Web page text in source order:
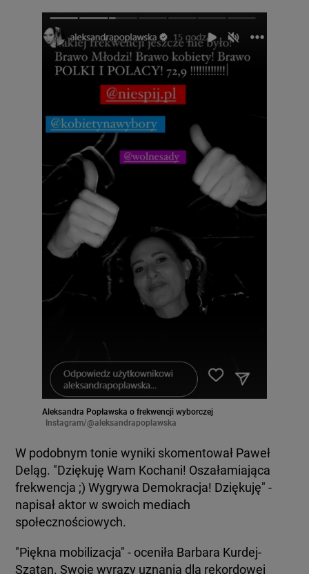
Aleksandra Popławska o frekwencji wyborczej
Instagram/@aleksandrapoplawska
W podobnym tonie wyniki skomentował Paweł
Deląg. "Dziękuję Wam Kochani! Oszałamiająca
frekwencja ;) Wygrywa Demokracja! Dziękuję" -
napisał aktor w swoich mediach
społecznościowych.
"Piękna mobilizacja" - oceniła Barbara Kurdej-
Szatan. Swoje wyrazy uznania dla rekordowej